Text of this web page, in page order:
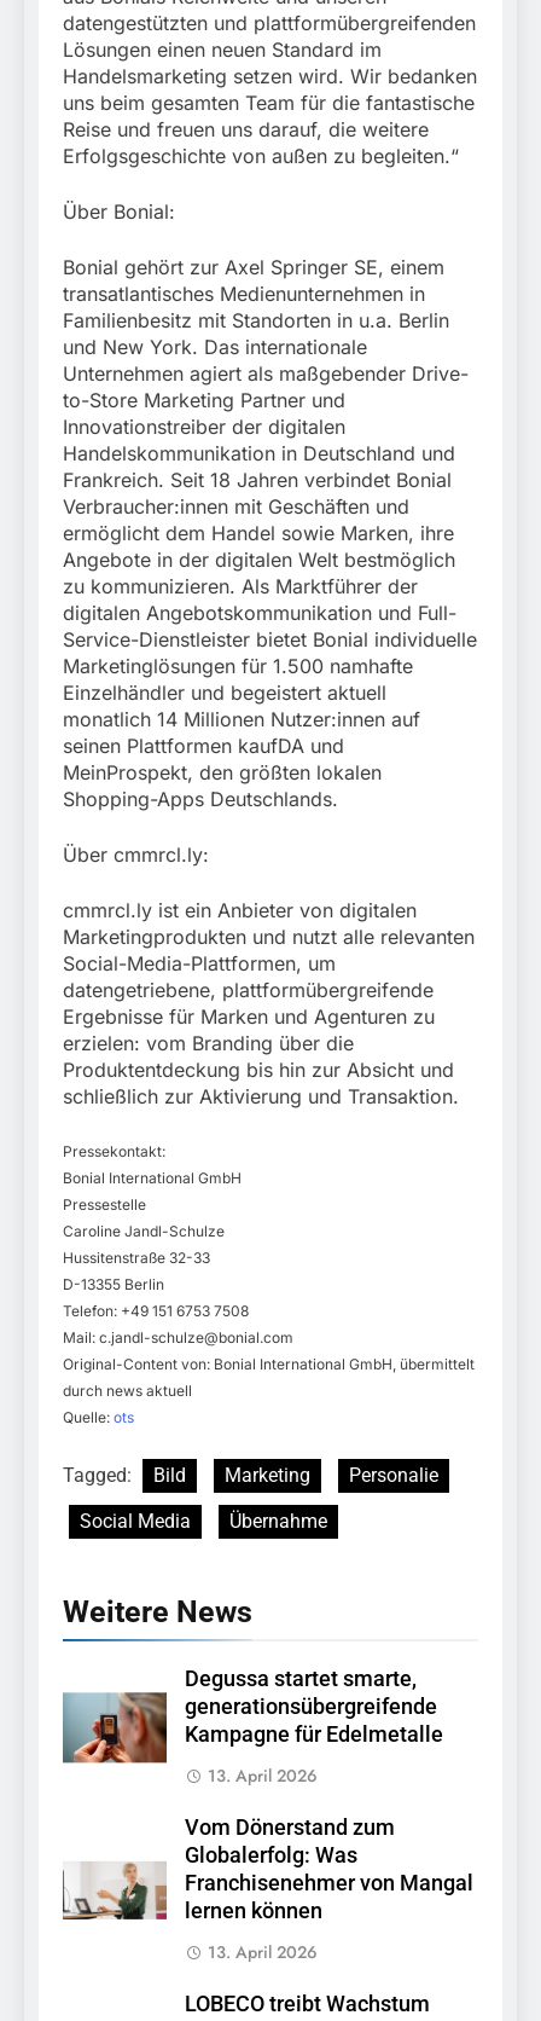
datengestützten und plattformübergreifenden
Lösungen einen neuen Standard im
Handelsmarketing setzen wird. Wir bedanken
uns beim gesamten Team für die fantastische
Reise und freuen uns darauf, die weitere
Erfolgsgeschichte von außen zu begleiten.“
Über Bonial:
Bonial gehört zur Axel Springer SE, einem
transatlantisches Medienunternehmen in
Familienbesitz mit Standorten in u.a. Berlin
und New York. Das internationale
Unternehmen agiert als maßgebender Drive-
to-Store Marketing Partner und
Innovationstreiber der digitalen
Handelskommunikation in Deutschland und
Frankreich. Seit 18 Jahren verbindet Bonial
Verbraucher:innen mit Geschäften und
ermöglicht dem Handel sowie Marken, ihre
Angebote in der digitalen Welt bestmöglich
zu kommunizieren. Als Marktführer der
digitalen Angebotskommunikation und Full-
Service-Dienstleister bietet Bonial individuelle
Marketinglösungen für 1.500 namhafte
Einzelhändler und begeistert aktuell
monatlich 14 Millionen Nutzer:innen auf
seinen Plattformen kaufDA und
MeinProspekt, den größten lokalen
Shopping-Apps Deutschlands.
Über cmmrcl.ly:
cmmrcl.ly ist ein Anbieter von digitalen
Marketingprodukten und nutzt alle relevanten
Social-Media-Plattformen, um
datengetriebene, plattformübergreifende
Ergebnisse für Marken und Agenturen zu
erzielen: vom Branding über die
Produktentdeckung bis hin zur Absicht und
schließlich zur Aktivierung und Transaktion.
Pressekontakt:
Bonial International GmbH
Pressestelle
Caroline Jandl-Schulze
Hussitenstraße 32-33
D-13355 Berlin
Telefon: +49 151 6753 7508
Mail: c.jandl-schulze@bonial.com
Original-Content von: Bonial International GmbH, übermittelt
durch news aktuell
Quelle: ots
Tagged: Bild Marketing
Personalie
Social Media
Übernahme
Weitere News
Degussa startet smarte,
generationsübergreifende
Kampagne für Edelmetalle
13. April 2026
Vom Dönerstand zum
Globalerfolg: Was
Franchisenehmer von Mangal
lernen können
13. April 2026
LOBECO treibt Wachstum